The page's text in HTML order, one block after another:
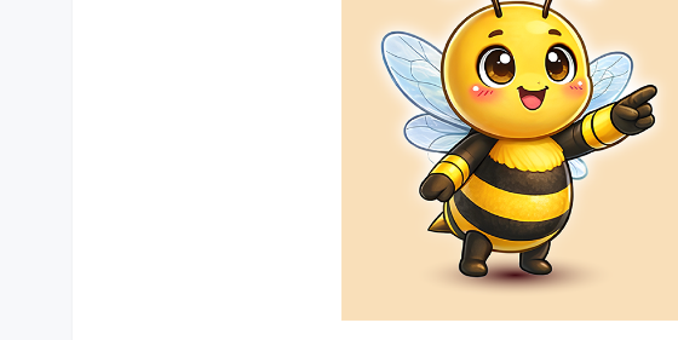
상품 상세설명 참조
상품 상세설명 참조
상품 상세설명 참조